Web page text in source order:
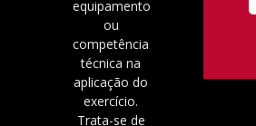
equipamento
ou
competência
técnica na
aplicação do
exercício.
Trata-se de